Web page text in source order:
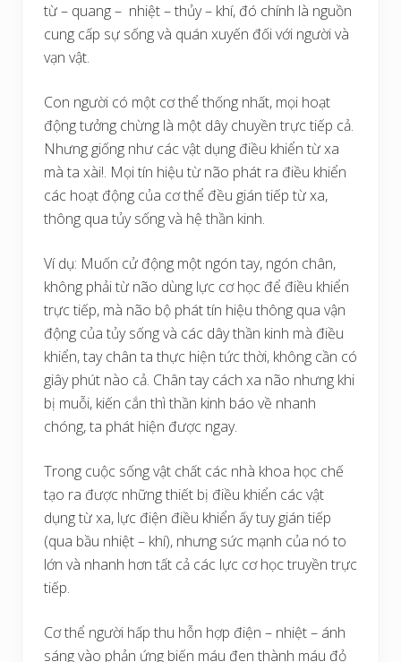
từ – quang – nhiệt – thủy – khí, đó chính là nguồn
cung cấp sự sống và quán xuyến đối với người và
vạn vật.
Con người có một cơ thể thống nhất, mọi hoạt
động tưởng chừng là một dây chuyền trực tiếp cả.
Nhưng giống như các vật dụng điều khiển từ xa
mà ta xài!. Mọi tín hiệu từ não phát ra điều khiển
các hoạt động của cơ thể đều gián tiếp từ xa,
thông qua tủy sống và hệ thần kinh.
Ví dụ: Muốn cử động một ngón tay, ngón chân,
không phải từ não dùng lực cơ học để điều khiển
trực tiếp, mà não bộ phát tín hiệu thông qua vận
động của tủy sống và các dây thần kinh mà điều
khiển, tay chân ta thực hiện tức thời, không cần có
giây phút nào cả. Chân tay cách xa não nhưng khi
bị muỗi, kiến cắn thì thần kinh báo về nhanh
chóng, ta phát hiện được ngay.
Trong cuộc sống vật chất các nhà khoa học chế
tạo ra được những thiết bị điều khiển các vật
dụng từ xa, lực điện điều khiển ấy tuy gián tiếp
(qua bầu nhiệt – khí), nhưng sức mạnh của nó to
lớn và nhanh hơn tất cả các lực cơ học truyền trực
tiếp.
Cơ thể người hấp thu hỗn hợp điện – nhiệt – ánh
sáng vào phản ứng biến máu đen thành máu đỏ